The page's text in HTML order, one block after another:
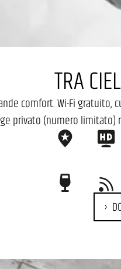
TRA
comfort. Wi-Fi
privato (numero limitato)